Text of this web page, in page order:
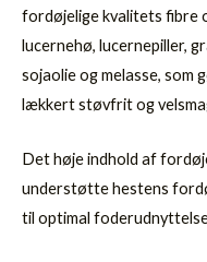
fordøjelige kvalitets fibre
lucernehø, lucernepiller,
sojaolie og melasse, som
lækkert støvfrit og
Det høje indhold af
understøtte hestens
til optimal